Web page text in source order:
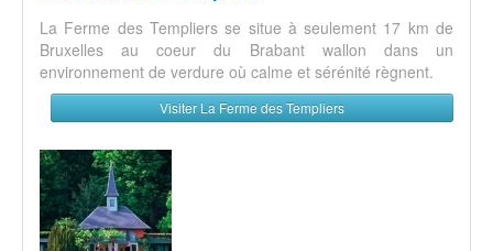
La Ferme des Templiers se situe à seulement 17 km de
Bruxelles au coeur du Brabant wallon dans un
environnement de verdure où calme et sérénité règnent.
Visiter La Ferme des Templiers